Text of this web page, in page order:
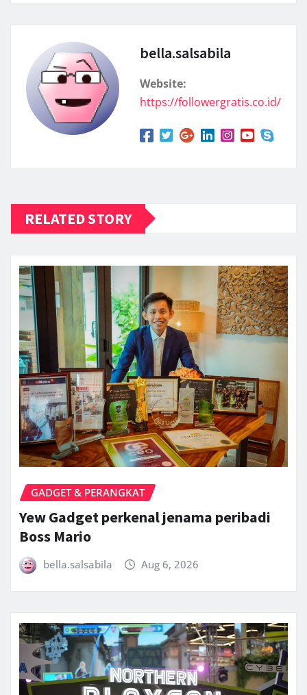
bella.salsabila
Website:
https://followergratis.co.id/
RELATED STORY
GADGET & PERANGKAT
Yew Gadget perkenal jenama peribadi
Boss Mario
bella.salsabila Aug 6, 2026